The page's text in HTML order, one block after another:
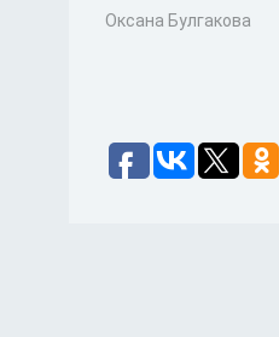
Оксана Булгакова